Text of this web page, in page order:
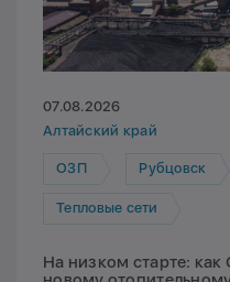
07.08.2026
Алтайский край
ОЗП Рубцовск
Тепловые сети
На низком старте: как